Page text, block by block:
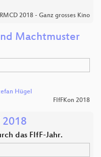
2018 - Ganz grosses Kino
Machtmuster
Hügel
FIfFKon 2018
2018
das FIfF-Jahr.